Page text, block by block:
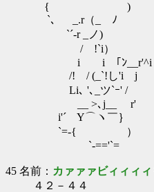
{ )
`､ _.r（_ ﾉ
`´-r _ノ)
/ !`i）
i i ｢ﾝ__r'^i
/! / (_`!し'i j
Li､ '､_ツ`ｰ' /
__ >､j__ r'
i'´ Y⌒ヽ￣｝
`=-{ ）
`-=='`=
45 名前： カァァァビィィィィ
４２－４４